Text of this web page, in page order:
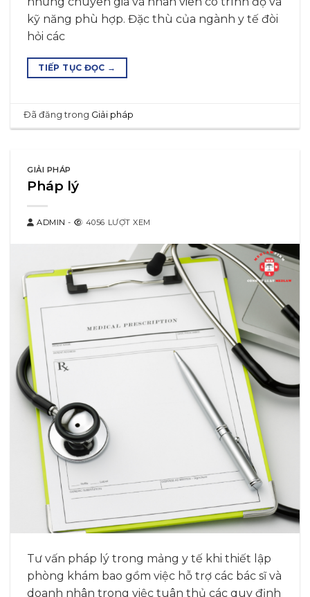
kỹ năng phù hợp. Đặc thù của ngành y tế đòi
hỏi các
TIẾP TỤC ĐỌC →
Đã đăng trong Giải pháp
GIẢI PHÁP
Pháp lý
ADMIN - 4056 LƯỢT XEM
Tư vấn pháp lý trong mảng y tế khi thiết lập
phòng khám bao gồm việc hỗ trợ các bác sĩ và
doanh nhân trong việc tuân thủ các quy định